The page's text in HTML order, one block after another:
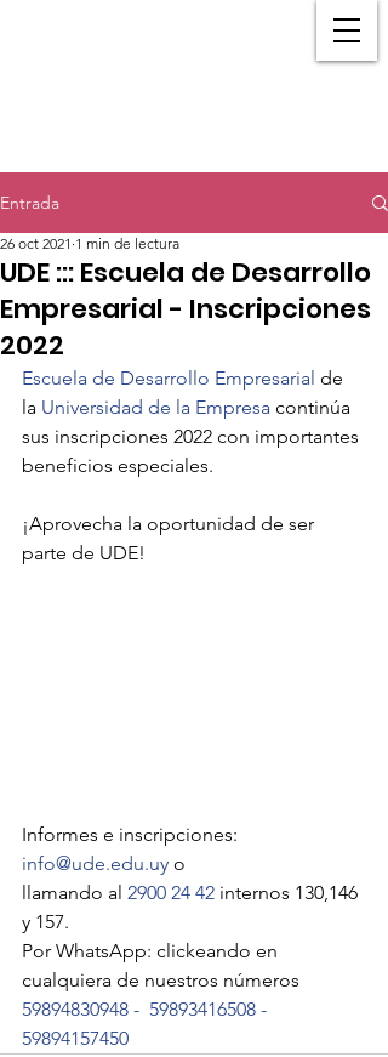
Entrada
UDE ::: Escuela de Desarrollo
Empresarial - Inscripciones
2022
26 oct 2021 1 min de lectura
Escuela de Desarrollo Empresarial de
la Universidad de la Empresa continúa
sus inscripciones 2022 con importantes
beneficios especiales.
¡Aprovecha la oportunidad de ser
parte de UDE!
Informes e inscripciones:
info@ude.edu.uy o
llamando al 2900 24 42 internos 130,146
y 157.
Por WhatsApp: clickeando en
cualquiera de nuestros números
59894830948 - 59893416508 -
59894157450